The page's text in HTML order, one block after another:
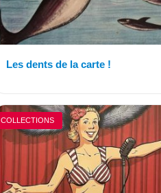
Les dents de la carte !
COLLECTIONS